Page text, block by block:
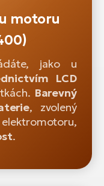
motoru
jako u
LCD
Barevný
, zvolený
.